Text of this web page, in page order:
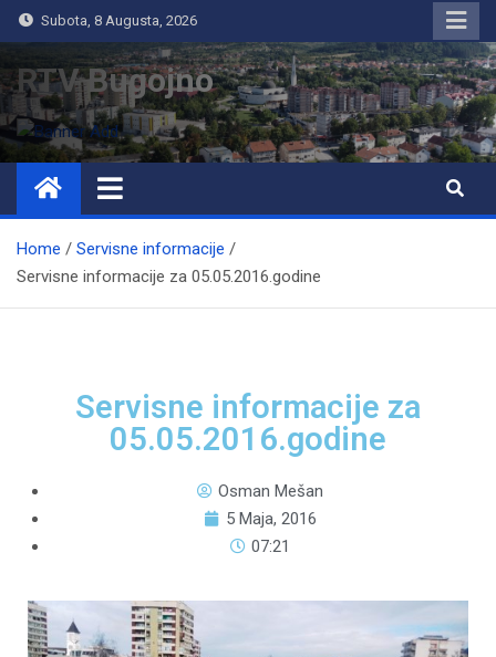
Subota, 8 Augusta, 2026
RTV Bugojno
Home
Servisne informacije
Servisne informacije za 05.05.2016.godine
Servisne informacije za
05.05.2016.godine
Osman Mešan
5 Maja, 2016
07:21